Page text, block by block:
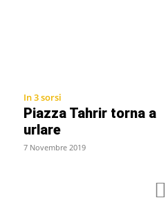
In 3 sorsi
Piazza Tahrir torna a
urlare
7 Novembre 2019